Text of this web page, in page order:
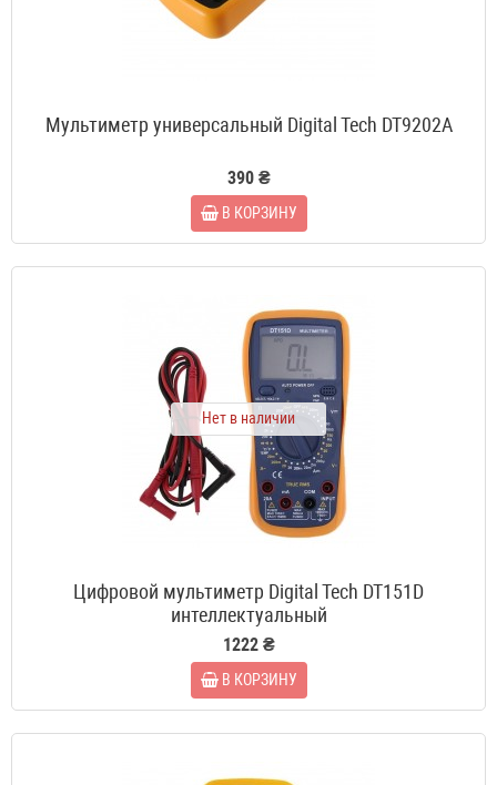
Мультиметр универсальный Digital Tech DT9202A
390 ₴
В КОРЗИНУ
Нет в наличии
Цифровой мультиметр Digital Tech DT151D
интеллектуальный
1222 ₴
В КОРЗИНУ